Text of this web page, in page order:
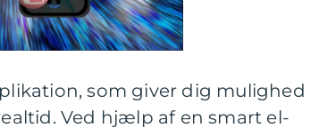
som giver dig mulighed
Ved hjælp af en smart el-